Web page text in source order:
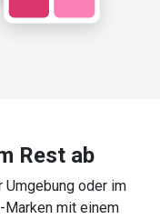
Rest ab
oder im
Marken mit einem